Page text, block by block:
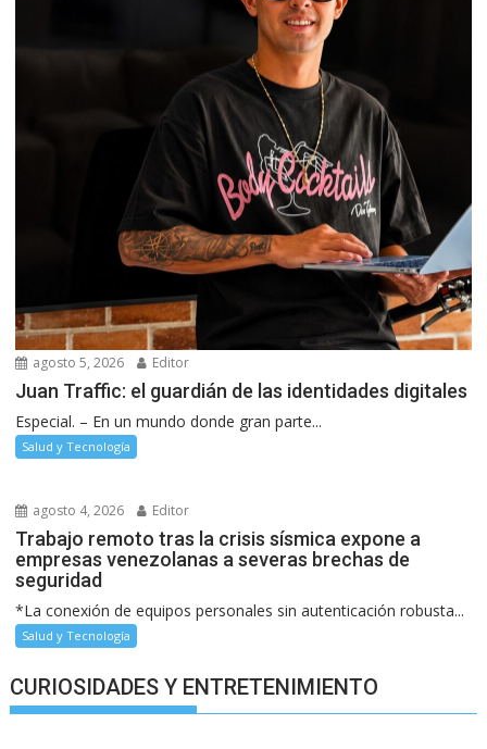
agosto 5, 2026 Editor
Juan Traffic: el guardián de las identidades digitales
Especial. – En un mundo donde gran parte...
Salud y Tecnología
agosto 4, 2026 Editor
Trabajo remoto tras la crisis sísmica expone a
empresas venezolanas a severas brechas de
seguridad
*La conexión de equipos personales sin autenticación robusta...
Salud y Tecnología
CURIOSIDADES Y ENTRETENIMIENTO